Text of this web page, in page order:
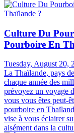
Culture Du
Pourboire En
Tuesday, August 20,
La Thaïlande, pays
chaque année des
prévoyez un voyage
vous vous êtes peut-
pourboire en
vise à vous éclairer
aisément dans la